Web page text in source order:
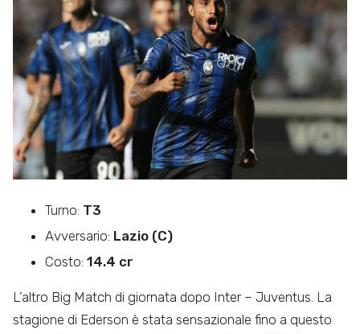
Turno: T3
Avversario: Lazio (C)
Costo: 14.4 cr
L’altro Big Match di giornata dopo Inter – Juventus. La
stagione di Ederson è stata sensazionale fino a questo